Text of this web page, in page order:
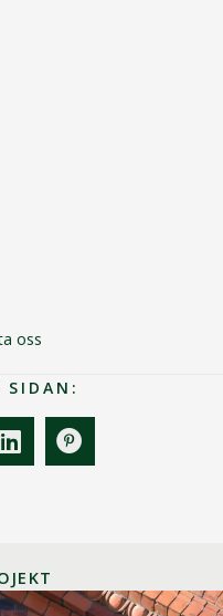
oss
SIDAN: